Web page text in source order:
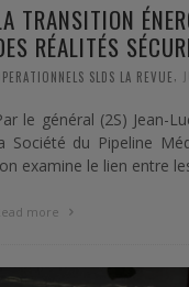
TRANSITION
RÉALITÉS
SLDS LA REVUE
le général (2S) Jean-
Société du Pipeline
examine le lien entre
more